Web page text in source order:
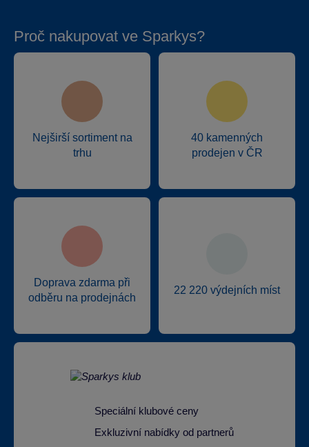
Proč nakupovat ve Sparkys?
Nejširší sortiment na
trhu
40 kamenných
prodejen v ČR
Doprava zdarma při
odběru na prodejnách
22 220 výdejních míst
Speciální klubové ceny
Exkluzivní nabídky od partnerů